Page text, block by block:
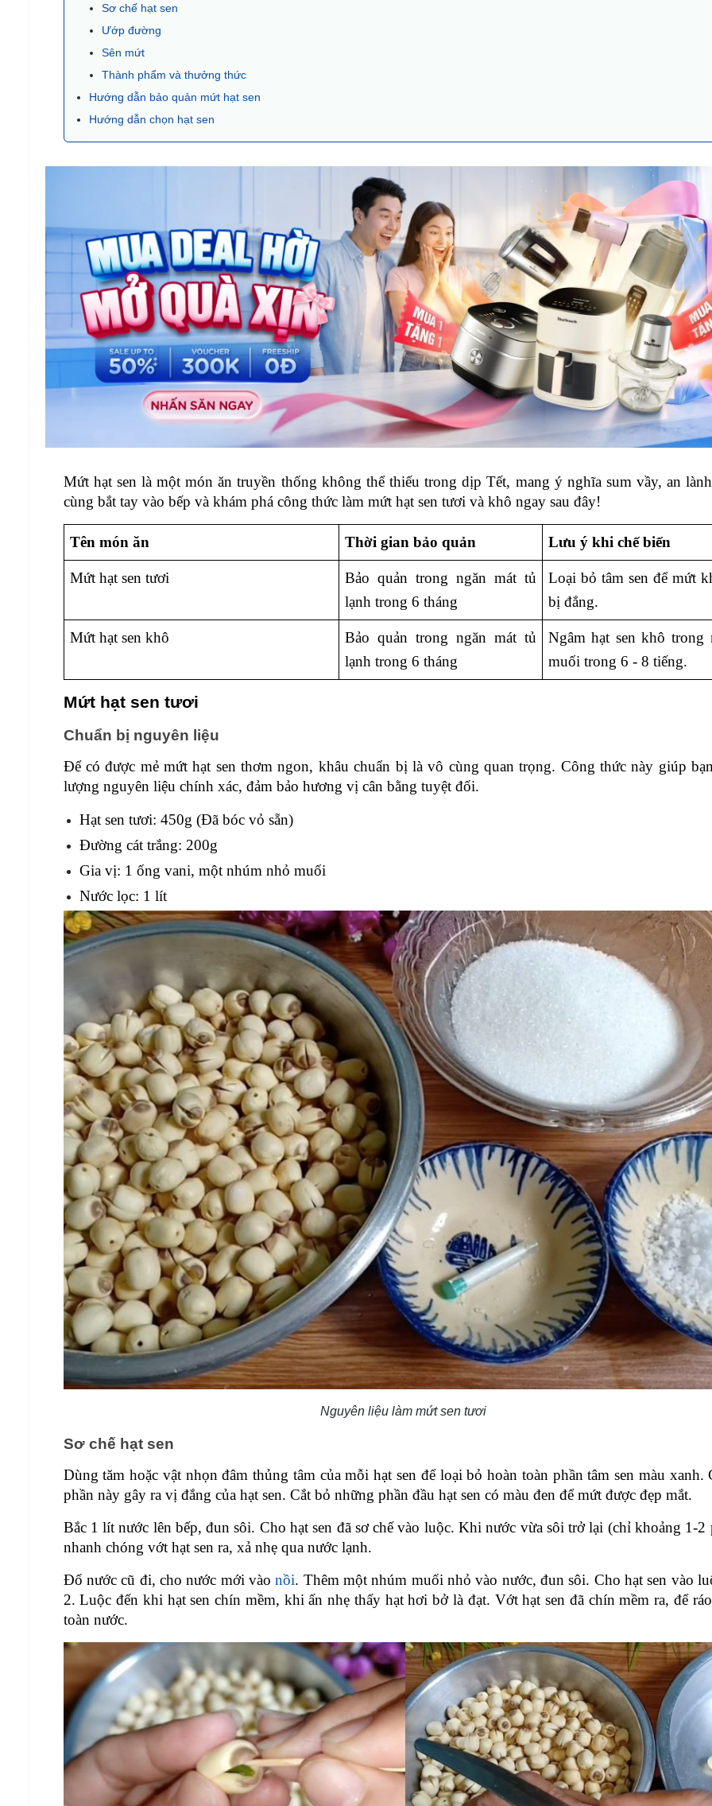
Sơ chế hạt sen
Ướp đường
Sên mứt
Thành phẩm và thưởng thức
Hướng dẫn bảo quản mứt hạt sen
Hướng dẫn chọn hạt sen
Mứt hạt sen là một món ăn truyền thống không thể thiếu trong dịp Tết, mang ý nghĩa sum vầy, an
cùng bắt tay vào bếp và khám phá công thức làm mứt hạt sen tươi và khô ngay sau đây!
Tên món ăn Thời gian bảo quản Lưu ý khi chế biến
Mứt hạt sen tươi
Bảo quản trong ngăn mát tủ
lạnh trong 6 tháng
Loại bỏ tâm sen để mứt
bị đắng.
Mứt hạt sen khô
Bảo quản trong ngăn mát tủ
lạnh trong 6 tháng
Ngâm hạt sen khô trong
muối trong 6 - 8 tiếng.
Mứt hạt sen tươi
Chuẩn bị nguyên liệu
Để có được mẻ mứt hạt sen thơm ngon, khâu chuẩn bị là vô cùng quan trọng. Công thức này giúp
lượng nguyên liệu chính xác, đảm bảo hương vị cân bằng tuyệt đối.
Hạt sen tươi: 450g (Đã bóc vỏ sẵn)
Đường cát trắng: 200g
Gia vị: 1 ống vani, một nhúm nhỏ muối
Nước lọc: 1 lít
Nguyên liệu làm mứt sen tươi
Sơ chế hạt sen
Dùng tăm hoặc vật nhọn đâm thủng tâm của mỗi hạt sen để loại bỏ hoàn toàn phần tâm sen màu xanh.
phần này gây ra vị đắng của hạt sen. Cắt bỏ những phần đầu hạt sen có màu đen để mứt được đẹp mắt.
Bắc 1 lít nước lên bếp, đun sôi. Cho hạt sen đã sơ chế vào luộc. Khi nước vừa sôi trở lại (chỉ khoảng 1-2
nhanh chóng vớt hạt sen ra, xả nhẹ qua nước lạnh.
Đổ nước cũ đi, cho nước mới vào nồi. Thêm một nhúm muối nhỏ vào nước, đun sôi. Cho hạt sen vào
2. Luộc đến khi hạt sen chín mềm, khi ấn nhẹ thấy hạt hơi bở là đạt. Vớt hạt sen đã chín mềm ra, để
toàn nước.